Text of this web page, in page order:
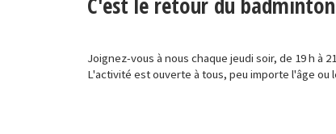
Joignez-vous à nous chaque jeudi soir, de 19 h à
L'activité est ouverte à tous, peu importe l'âge